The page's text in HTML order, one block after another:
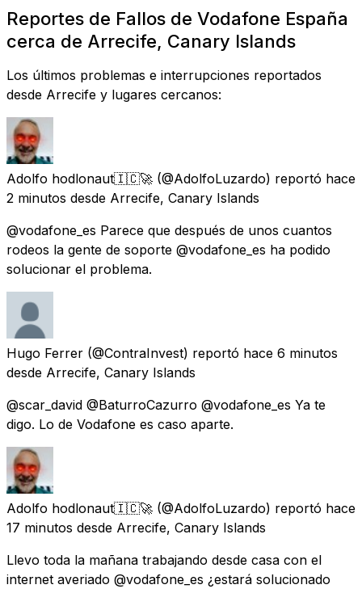
Reportes de Fallos de Vodafone España
cerca de Arrecife, Canary Islands
Los últimos problemas e interrupciones reportados
desde Arrecife y lugares cercanos:
Adolfo hodlonaut🇮🇨🚀 (@AdolfoLuzardo) reportó hace
2 minutos desde Arrecife, Canary Islands
@vodafone_es Parece que después de unos cuantos
rodeos la gente de soporte @vodafone_es ha podido
solucionar el problema.
Hugo Ferrer (@ContraInvest) reportó hace 6 minutos
desde Arrecife, Canary Islands
@scar_david @BaturroCazurro @vodafone_es Ya te
digo. Lo de Vodafone es caso aparte.
Adolfo hodlonaut🇮🇨🚀 (@AdolfoLuzardo) reportó hace
17 minutos desde Arrecife, Canary Islands
Llevo toda la mañana trabajando desde casa con el
internet averiado @vodafone_es ¿estará solucionado